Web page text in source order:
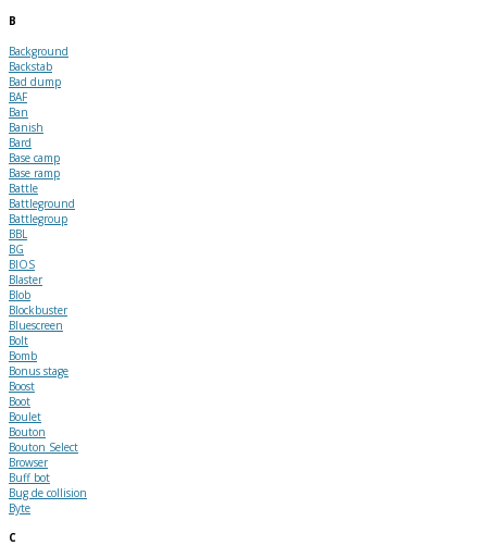
B
Background
Backstab
Bad dump
BAF
Ban
Banish
Bard
Base camp
Base ramp
Battle
Battleground
Battlegroup
BBL
BG
BIOS
Blaster
Blob
Blockbuster
Bluescreen
Bolt
Bomb
Bonus stage
Boost
Boot
Boulet
Bouton
Bouton Select
Browser
Buff bot
Bug de collision
Byte
C